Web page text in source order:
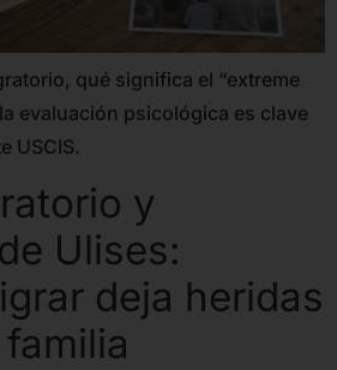
qué significa el “extreme
evaluación psicológica es clave
USCIS.
y
Ulises:
deja heridas